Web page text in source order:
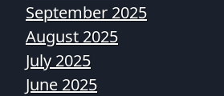
September 2025
August 2025
July 2025
June 2025